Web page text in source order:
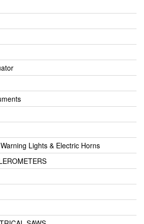
Lights & Electric Horns